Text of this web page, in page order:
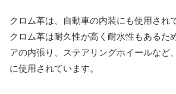
クロム革は、自動車の内装にも使用され
クロム革は耐久性が高く耐水性もあるた
アの内張り、ステアリングホイールなど
に使用されています。